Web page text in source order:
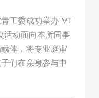
工委成功举办“VT
活动面向本所同事
体，将专业庭审
们在亲身参与中